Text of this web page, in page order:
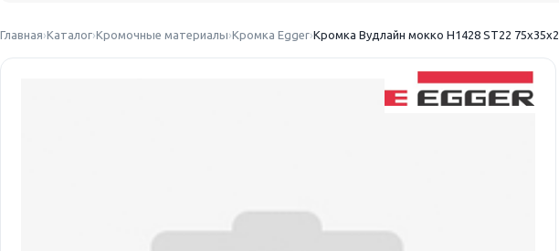
Главная Каталог Кромочные материалы Кромка Egger Кромка Вудлайн мокко Н1428 ST22 75х35х2